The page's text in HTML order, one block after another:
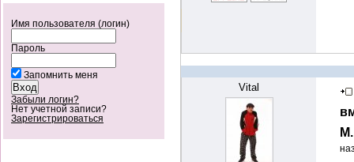
Имя пользователя (логин)
Пароль
Запомнить меня
Забыли логин?
Нет учетной записи?
Зарегистрироваться
Vital